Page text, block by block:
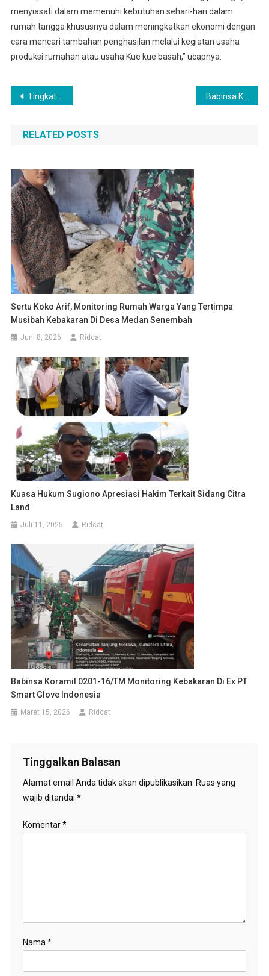
menyiasati dalam memenuhi kebutuhan sehari-hari dalam
rumah tangga khususnya dalam meningkatkan ekonomi dengan
cara mencari tambahan penghasilan melalui kegiatan usaha
produksi rumahan atau usaha Kue kue basah,” ucapnya.
Navigasi
pos
Tingkatkan Kerja Sama Yang Baik Babinsa Dan Perangkat Desa Komsos Kepada Guru UPT SPF TK Negeri Namorambe Babinsa Koramil 0201-14/PB Laksanakan Komsos Bersama Panti Asuhan Lembaga Kesejahteraan Sosial Anak Ceria Raphael
RELATED POSTS
Sertu Koko Arif, Monitoring Rumah Warga Yang Tertimpa
Musibah Kebakaran Di Desa Medan Senembah
Juni 8, 2026 Ridcat
Kuasa Hukum Sugiono Apresiasi Hakim Terkait Sidang Citra
Land
Juli 11, 2025 Ridcat
Babinsa Koramil 0201-16/TM Monitoring Kebakaran Di Ex PT
Smart Glove Indonesia
Maret 15, 2026 Ridcat
Tinggalkan Balasan
Alamat email Anda tidak akan dipublikasikan. Ruas yang
wajib ditandai *
Komentar*
Nama*